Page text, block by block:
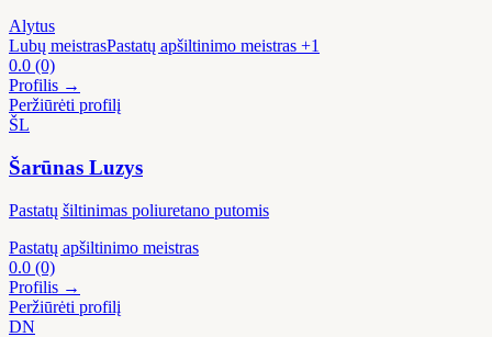
Alytus
Lubų meistrasPastatų apšiltinimo meistras +1
0.0 (0)
Profilis →
Peržiūrėti profilį
ŠL
Šarūnas Luzys
Pastatų šiltinimas poliuretano putomis
Pastatų apšiltinimo meistras
0.0 (0)
Profilis →
Peržiūrėti profilį
DN